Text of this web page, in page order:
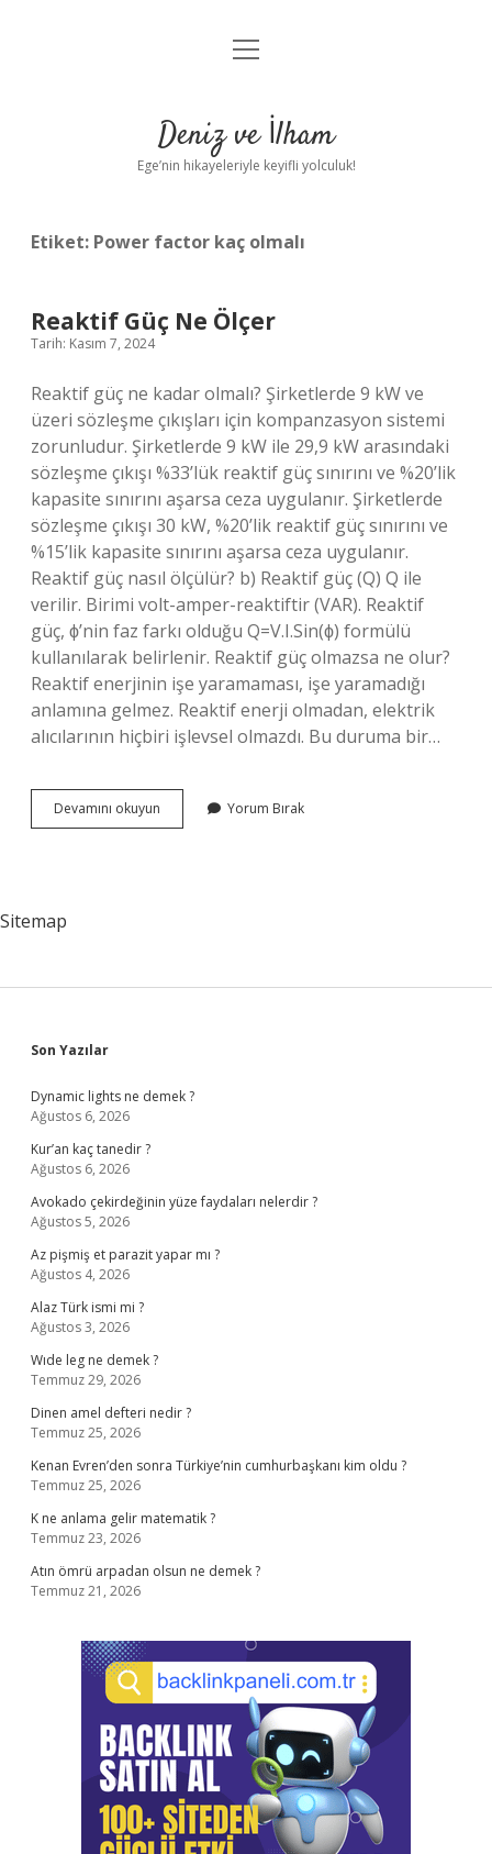
Anasayfa
Yasal Uyarı
menüyü
Deniz ve İlham
Ege’nin hikayeleriyle keyifli yolculuk!
Etiket: Power factor kaç olmalı
Reaktif Güç Ne Ölçer
Tarih: Kasım 7, 2024
Reaktif güç ne kadar olmalı? Şirketlerde 9 kW ve
üzeri sözleşme çıkışları için kompanzasyon sistemi
zorunludur. Şirketlerde 9 kW ile 29,9 kW arasındaki
sözleşme çıkışı %33’lük reaktif güç sınırını ve %20’lik
kapasite sınırını aşarsa ceza uygulanır. Şirketlerde
sözleşme çıkışı 30 kW, %20’lik reaktif güç sınırını ve
%15’lik kapasite sınırını aşarsa ceza uygulanır.
Reaktif güç nasıl ölçülür? b) Reaktif güç (Q) Q ile
verilir. Birimi volt-amper-reaktiftir (VAR). Reaktif
güç, ϕ’nin faz farkı olduğu Q=V.I.Sin(ϕ) formülü
kullanılarak belirlenir. Reaktif güç olmazsa ne olur?
Reaktif enerjinin işe yaramaması, işe yaramadığı
anlamına gelmez. Reaktif enerji olmadan, elektrik
alıcılarının hiçbiri işlevsel olmazdı. Bu duruma bir…
Devamını okuyun
Güç
Yorum Bırak
Sitemap
Sidebar
Son Yazılar
Dynamic lights ne demek ?
Ağustos 6, 2026
Kur’an kaç tanedir ?
Ağustos 6, 2026
Avokado çekirdeğinin yüze faydaları nelerdir ?
Ağustos 5, 2026
Az pişmiş et parazit yapar mı ?
Ağustos 4, 2026
Alaz Türk ismi mi ?
Ağustos 3, 2026
Wıde leg ne demek ?
Temmuz 29, 2026
Dinen amel defteri nedir ?
Temmuz 25, 2026
Kenan Evren’den sonra Türkiye’nin cumhurbaşkanı kim oldu ?
Temmuz 25, 2026
K ne anlama gelir matematik ?
Temmuz 23, 2026
Atın ömrü arpadan olsun ne demek ?
Temmuz 21, 2026